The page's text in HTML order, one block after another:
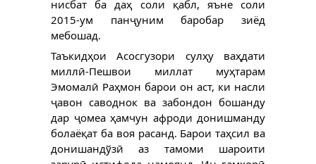
нисбат ба даҳ соли қабл, яъне соли
2015-ум панҷуним баробар зиёд
мебошад.
Таъкидҳои Асосгузори сулҳу ваҳдати
миллӣ-Пешвои миллат муҳтарам
Эмомалӣ Раҳмон барои он аст, ки насли
ҷавон саводнок ва забондон бошанду
дар ҷомеа ҳамчун афроди донишманду
болаёқат ба воя расанд. Барои таҳсил ва
донишандўзӣ аз тамоми шароити